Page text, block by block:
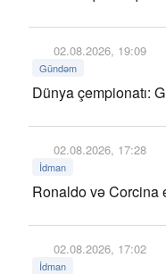
02.08.2026, 19:09
Gündəm
Dünya çempionatı:
02.08.2026, 17:28
İdman
Ronaldo və Corcina
02.08.2026, 17:02
İdman